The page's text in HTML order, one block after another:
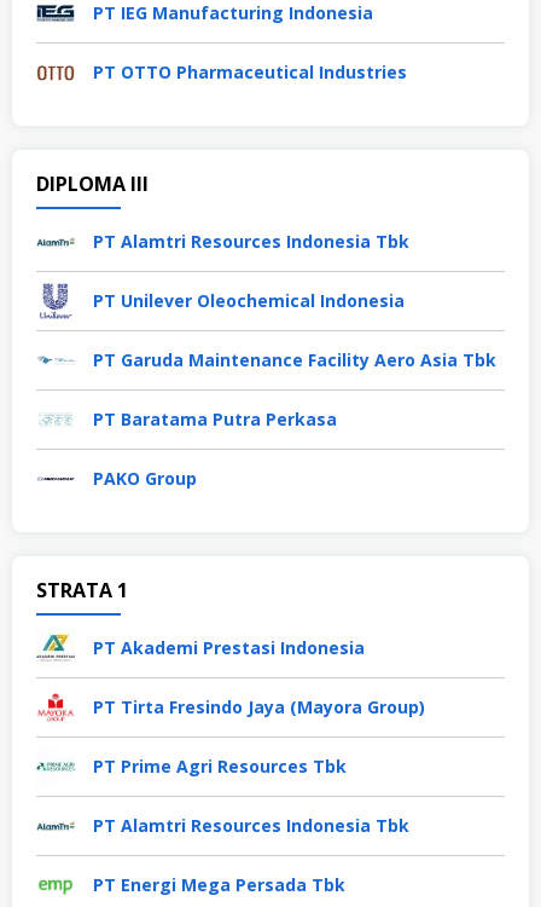
PT IEG Manufacturing Indonesia
PT OTTO Pharmaceutical Industries
DIPLOMA III
PT Alamtri Resources Indonesia Tbk
PT Unilever Oleochemical Indonesia
PT Garuda Maintenance Facility Aero Asia Tbk
PT Baratama Putra Perkasa
PAKO Group
STRATA 1
PT Akademi Prestasi Indonesia
PT Tirta Fresindo Jaya (Mayora Group)
PT Prime Agri Resources Tbk
PT Alamtri Resources Indonesia Tbk
PT Energi Mega Persada Tbk